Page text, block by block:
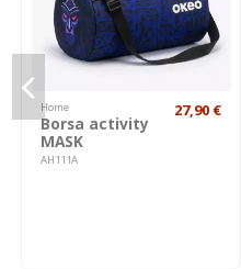
Home
Borsa activity
MASK
AH111A
27,90 €